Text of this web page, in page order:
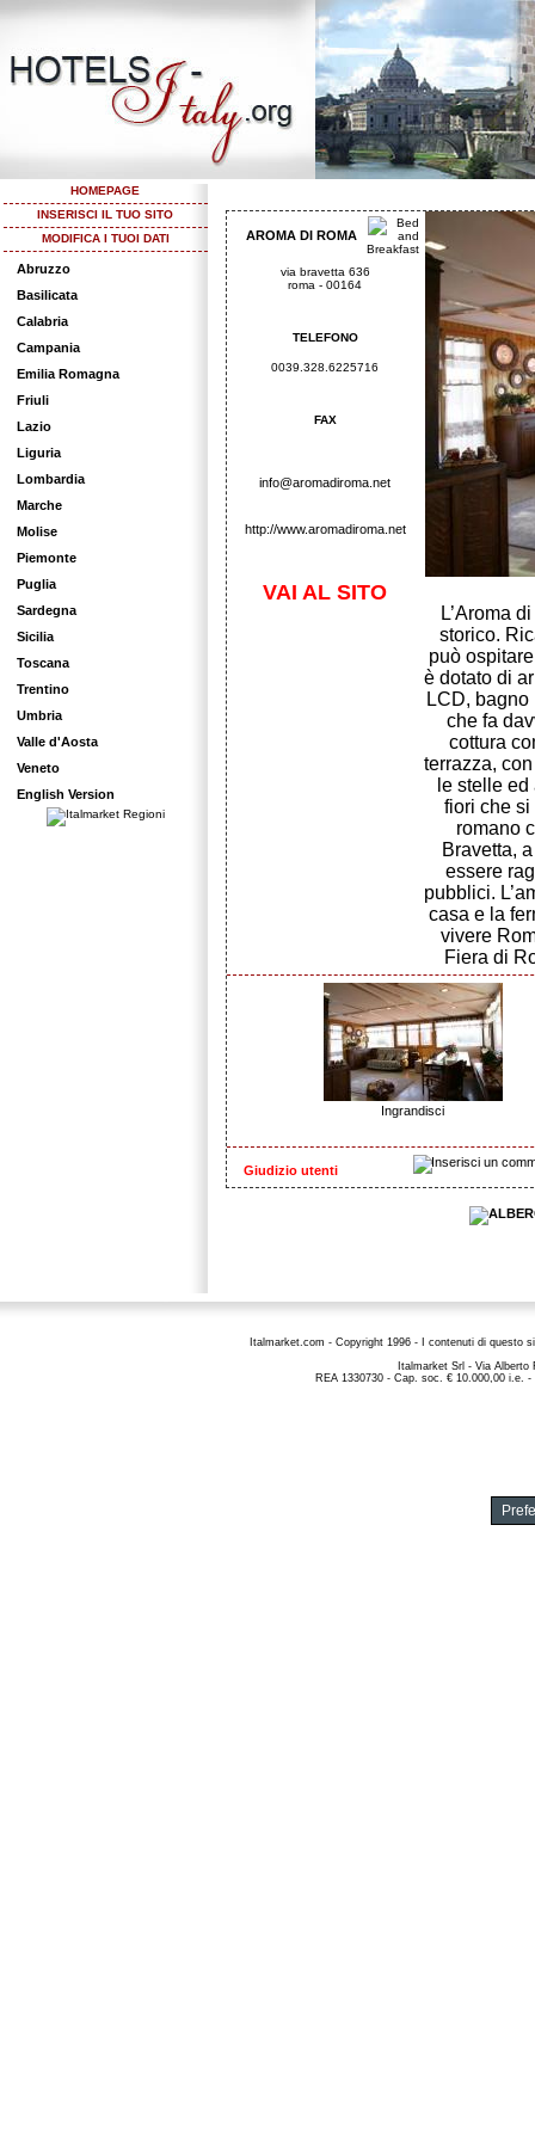
HOMEPAGE
INSERISCI IL TUO SITO
MODIFICA I TUOI DATI
Abruzzo
Basilicata
Calabria
Campania
Emilia Romagna
Friuli
Lazio
Liguria
Lombardia
Marche
Molise
Piemonte
Puglia
Sardegna
Sicilia
Toscana
Trentino
Umbria
Valle d'Aosta
Veneto
English Version
AROMA DI ROMA
via bravetta 636
roma - 00164
TELEFONO
0039.328.6225716
FAX
info@aromadiroma.net
http://www.aromadiroma.net
VAI AL SITO
L’Aroma
storico.
può
è dotato di
LCD,
che fa
cottura
terrazza,
le stelle
fiori che si
romano
Bravetta,
essere
pubblici.
casa e la
vivere
Fiera di
Ingrandisci
Giudizio utenti
Italmarket.com - Copyright 1996 - I contenuti di questo
Italmarket Srl - Via
REA 1330730 - Cap. soc. € 10.000,00 i.e.